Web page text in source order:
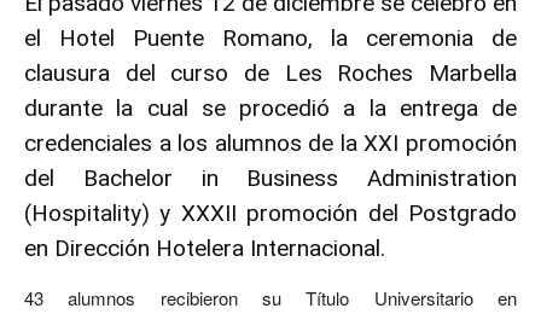
el Hotel Puente Romano, la ceremonia de
clausura del curso de
Les Roches Marbella
durante la cual se procedió a la entrega de
credenciales a los alumnos de la XXI promoción
del Bachelor in Business Administration
(Hospitality) y XXXII promoción del Postgrado
en Dirección Hotelera Internacional.
43 alumnos recibieron su Título Universitario en